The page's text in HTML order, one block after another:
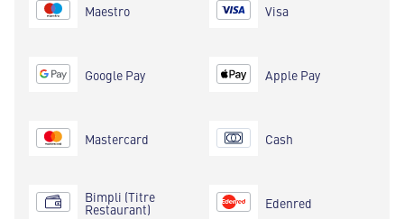
Maestro
Google Pay
Mastercard
Bimpli (Titre
Restaurant)
Visa
Apple Pay
Cash
Edenred